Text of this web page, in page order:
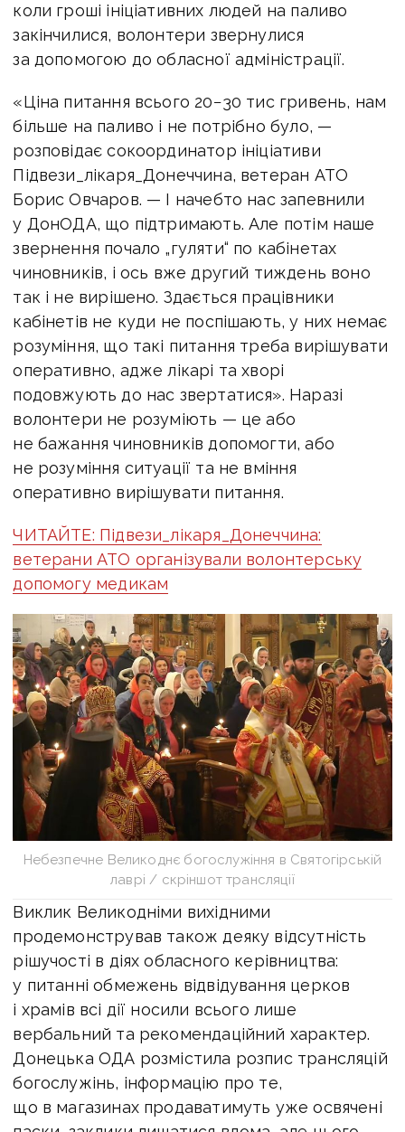
коли гроші ініціативних людей на паливо
закінчилися, волонтери звернулися
за допомогою до обласної адміністрації.
«Ціна питання всього 20−30 тис гривень, нам
більше на паливо і не потрібно було, —
розповідає сокоординатор ініціативи
Підвези_лікаря_Донеччина, ветеран АТО
Борис Овчаров. — І начебто нас запевнили
у ДонОДА, що підтримають. Але потім наше
звернення почало „гуляти“ по кабінетах
чиновників, і ось вже другий тиждень воно
так і не вирішено. Здається працівники
кабінетів не куди не поспішають, у них немає
розуміння, що такі питання треба вирішувати
оперативно, адже лікарі та хворі
подовжують до нас звертатися». Наразі
волонтери не розуміють — це або
не бажання чиновників допомогти, або
не розуміння ситуації та не вміння
оперативно вирішувати питання.
ЧИТАЙТЕ: Підвези_лікаря_Донеччина:
ветерани АТО організували волонтерську
допомогу медикам
Небезпечне Великоднє богослужіння в Святогірській
лаврі / скріншот трансляції
Виклик Великодніми вихідними
продемонстрував також деяку відсутність
рішучості в діях обласного керівництва:
у питанні обмежень відвідування церков
і храмів всі дії носили всього лише
вербальний та рекомендаційний характер.
Донецька ОДА розмістила розпис трансляцій
богослужінь, інформацію про те,
що в магазинах продаватимуть уже освячені